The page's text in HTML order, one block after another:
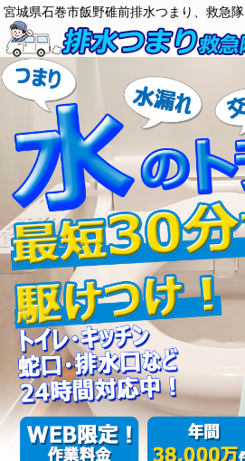
宮城県石巻市飯野碓前排水つまり、救急隊